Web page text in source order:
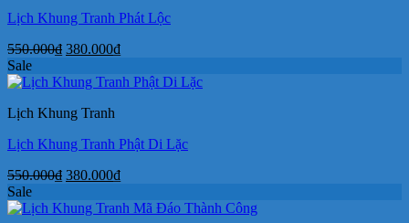
Lịch Khung Tranh Phát Lộc
550.000₫ Giá
là:
380.000₫Giá
tại
Sale
Lịch Khung Tranh
Lịch Khung Tranh Phật Di Lặc
550.000₫ Giá
là:
380.000₫Giá
tại
Sale